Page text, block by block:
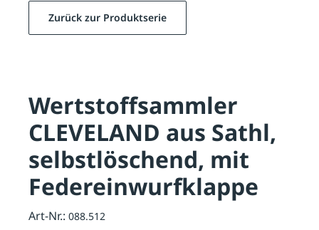
Zurück zur Produktserie
Wertstoffsammler
CLEVELAND aus Sathl,
selbstlöschend, mit
Federeinwurfklappe
Art-Nr.: 088.512